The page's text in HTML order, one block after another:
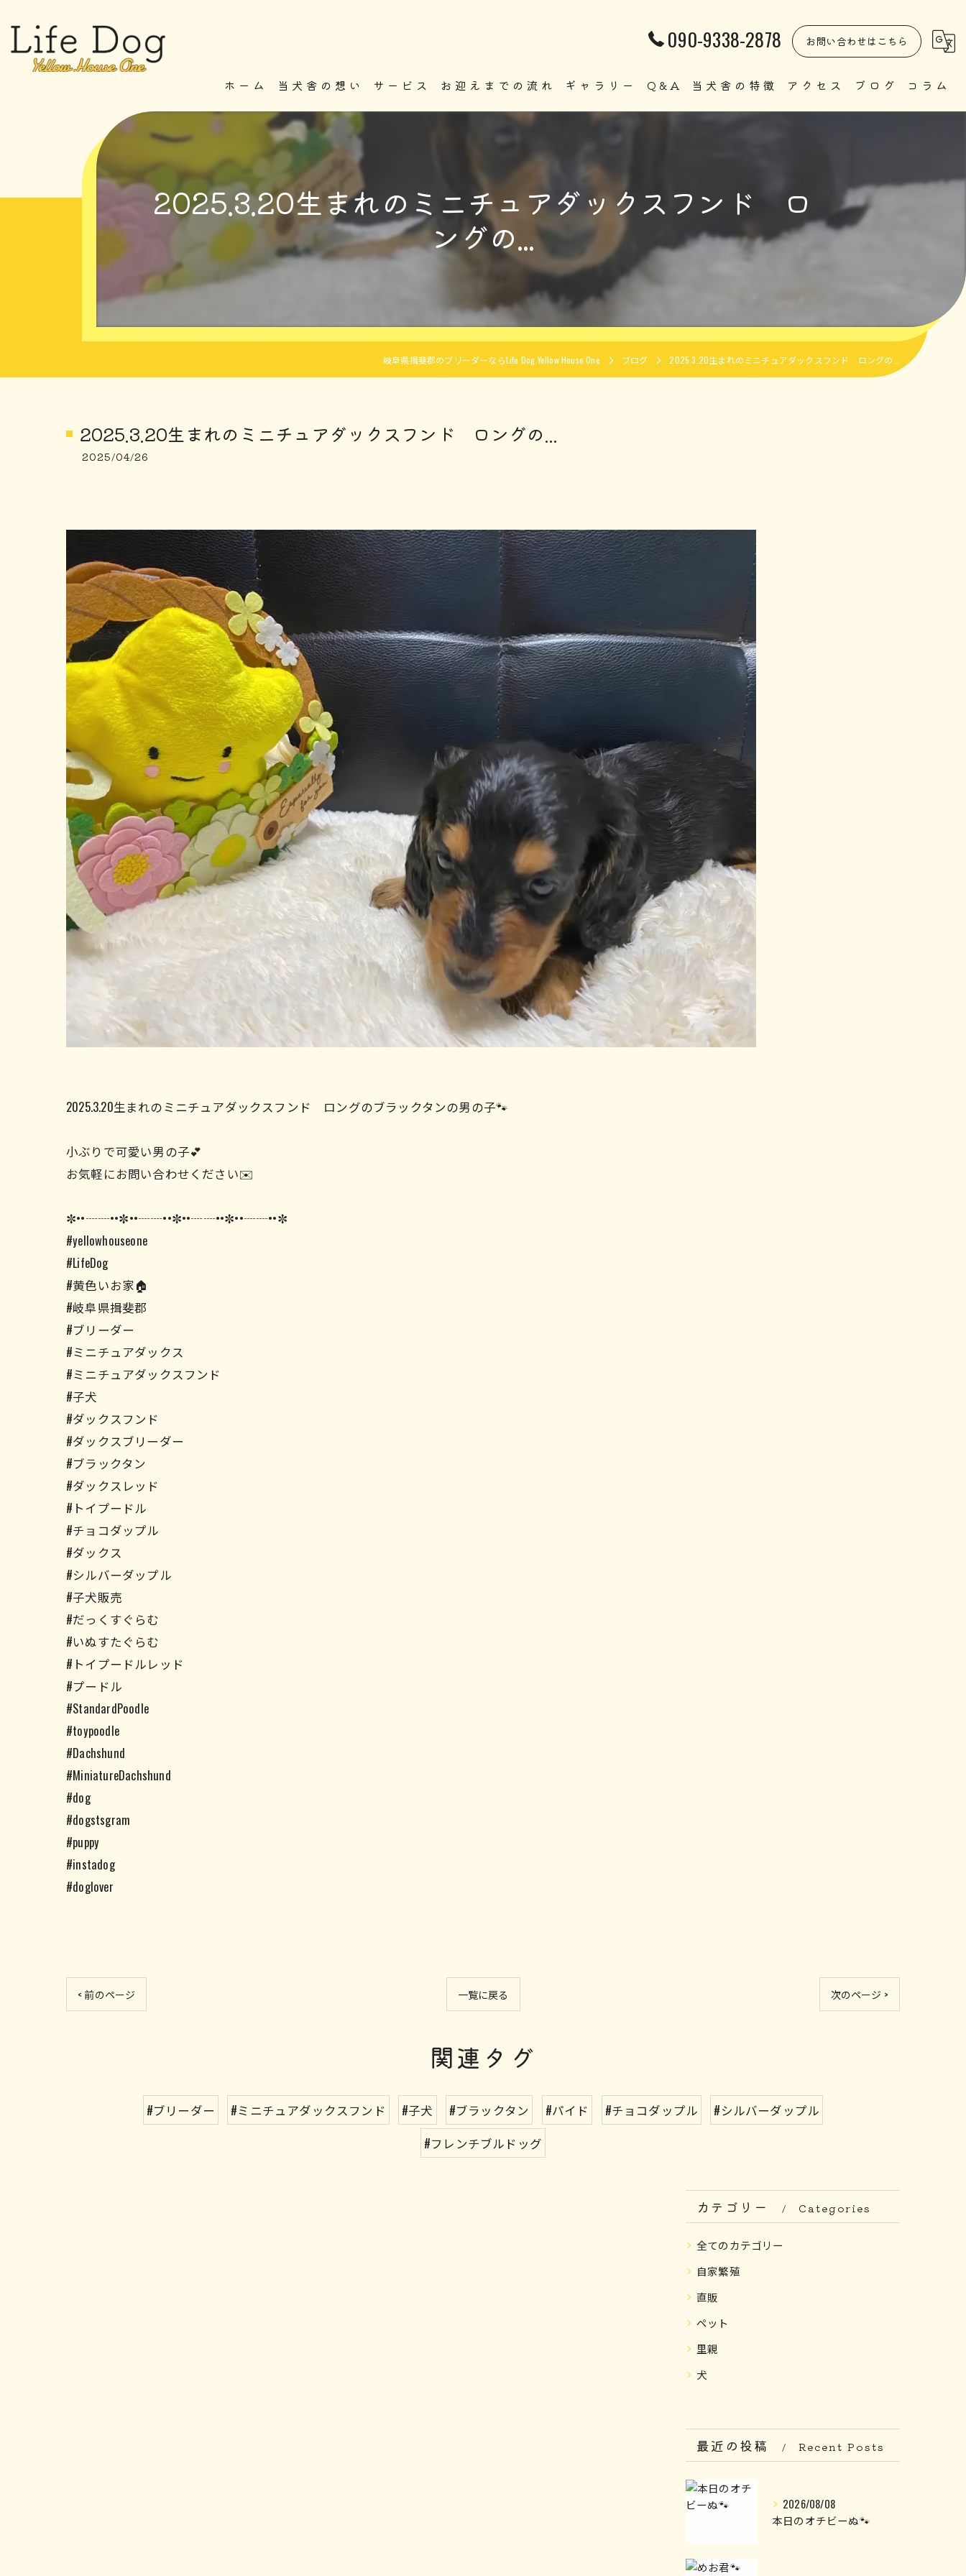
090-9338-2878 お問い合わせはこちら
ホーム 当犬舎の想い サービス お迎えまでの流れ ギャラリー Q&A 当犬舎の特徴
ペット
里親
アクセス ブログ コラム
2025.3.20生まれのミニチュアダックスフンド ロ
ングの...
岐阜県揖斐郡のブリーダーならLife Dog Yellow House One ブログ 2025.3.20生まれのミニチュアダックスフンド ロングの...
2025.3.20生まれのミニチュアダックスフンド ロングの...
2025/04/26
2025.3.20生まれのミニチュアダックスフンド ロングのブラックタンの男の子🐾
小ぶりで可愛い男の子💕
お気軽にお問い合わせください✉️
✼••┈┈••✼••┈┈••✼••┈┈••✼••┈┈••✼
#yellowhouseone
#LifeDog
#黄色いお家🏠
#岐阜県揖斐郡
#ブリーダー
#ミニチュアダックス
#ミニチュアダックスフンド
#子犬
#ダックスフンド
#ダックスブリーダー
#ブラックタン
#ダックスレッド
#トイプードル
#チョコダップル
#ダックス
#シルバーダップル
#子犬販売
#だっくすぐらむ
#いぬすたぐらむ
#トイプードルレッド
#プードル
#StandardPoodle
#toypoodle
#Dachshund
#MiniatureDachshund
#dog
#dogstsgram
#puppy
#instadog
#doglover
< 前のページ 一覧に戻る 次のページ >
関連タグ
#ブリーダー #ミニチュアダックスフンド #子犬 #ブラックタン #パイド #チョコダップル
#シルバーダップル
#フレンチブルドッグ
カテゴリー Categories
全てのカテゴリー
自家繁殖
直販
ペット
里親
犬
最近の投稿 Recent Posts
2026/08/08
本日のオチビーぬ🐾